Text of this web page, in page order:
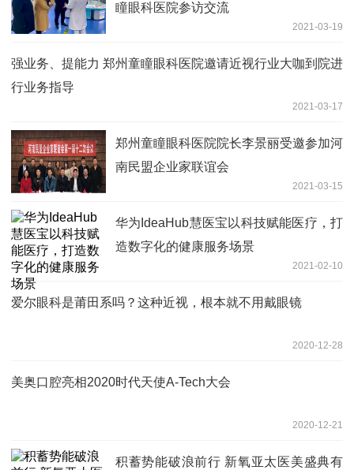
瞳眼科医院参访交流
2021-03-19
强业务、提能力 郑州童瞳眼科医院邀请近视行业大咖到院进
行业务指导
2021-03-17
郑州童瞳眼科医院院长李景丽受邀参加河
南民盟企业家联谊会
2021-03-15
华为IdeaHub慧医宝以科技赋能医疗，打
造数字化的健康服务场景
2021-02-10
爱尔眼科是莆田系吗？这种近视，根本就不用戴眼镜
2020-12-28
美奥口腔亮相2020时代天使A-Tech大会
2020-12-21
积蓄势能破浪前行 新氧亚太医美盛典有